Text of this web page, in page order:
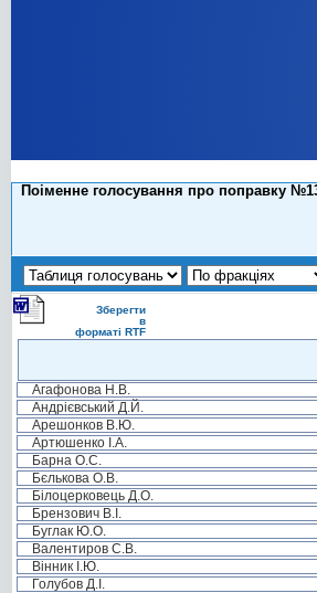
Поіменне голосування про поправку
Зберегти
в
форматі RTF
Агафонова Н.В.
Андрієвський Д.Й.
Арешонков В.Ю.
Артюшенко І.А.
Барна О.С.
Бєлькова О.В.
Білоцерковець Д.О.
Брензович В.І.
Буглак Ю.О.
Валентиров С.В.
Вінник І.Ю.
Голубов Д.І.